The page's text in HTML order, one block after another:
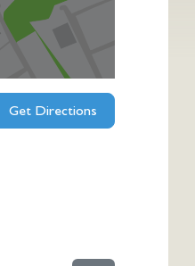
Get Directions